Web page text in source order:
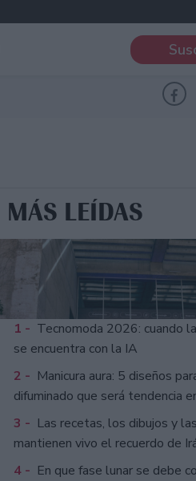
MÁS LEÍDAS
1 - Tecnomoda 2026: cuando
se encuentra con la IA
2 - Manicura aura: 5 diseños
difuminado que será tendencia
3 - Las recetas, los dibujos y
mantienen vivo el recuerdo de
4 - En que fase lunar se debe